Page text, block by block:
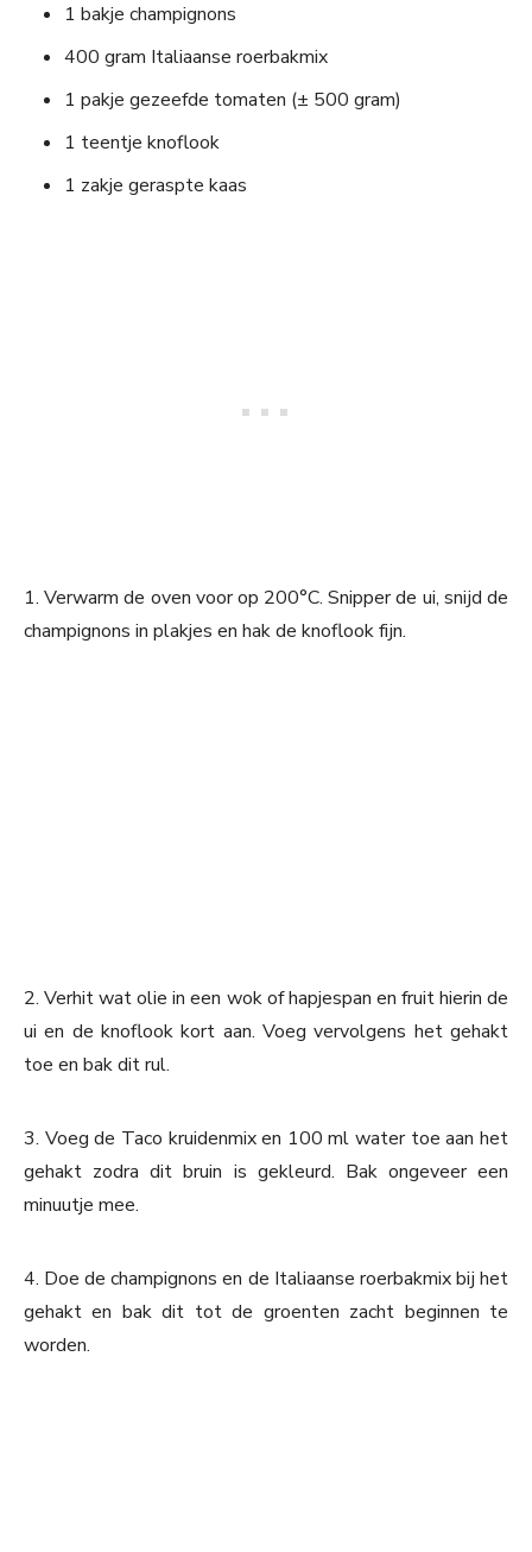
1 bakje champignons
400 gram Italiaanse roerbakmix
1 pakje gezeefde tomaten (± 500 gram)
1 teentje knoflook
1 zakje geraspte kaas
1. Verwarm de oven voor op 200°C. Snipper de ui, snijd de
champignons in plakjes en hak de knoflook fijn.
2. Verhit wat olie in een wok of hapjespan en fruit hierin de
ui en de knoflook kort aan. Voeg vervolgens het gehakt
toe en bak dit rul.
3. Voeg de Taco kruidenmix en 100 ml water toe aan het
gehakt zodra dit bruin is gekleurd. Bak ongeveer een
minuutje mee.
4. Doe de champignons en de Italiaanse roerbakmix bij het
gehakt en bak dit tot de groenten zacht beginnen te
worden.